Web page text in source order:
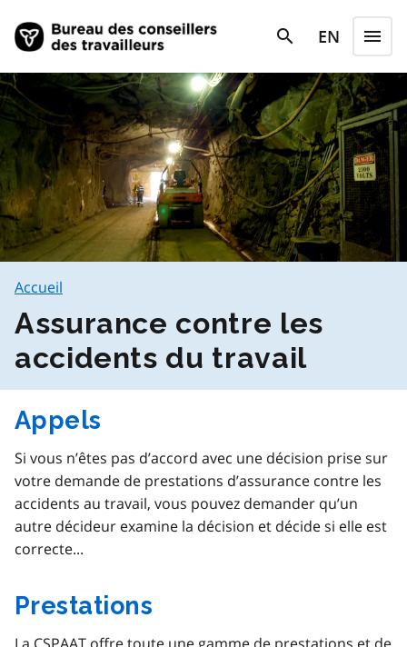
search
search
EN menu
Menu
Accueil
Assurance contre les
accidents du travail
Appels
Si vous n’êtes pas d’accord avec une décision prise sur
votre demande de prestations d’assurance contre les
accidents au travail, vous pouvez demander qu’un
autre décideur examine la décision et décide si elle est
correcte...
Prestations